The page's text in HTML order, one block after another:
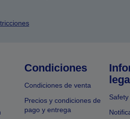
Condiciones
Condiciones de venta
Precios y condiciones de
pago y entrega
legal